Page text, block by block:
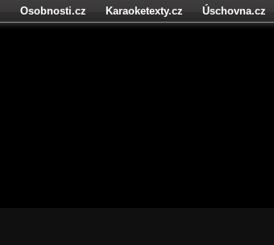
Osobnosti.cz Karaoketexty.cz Úschovna.cz